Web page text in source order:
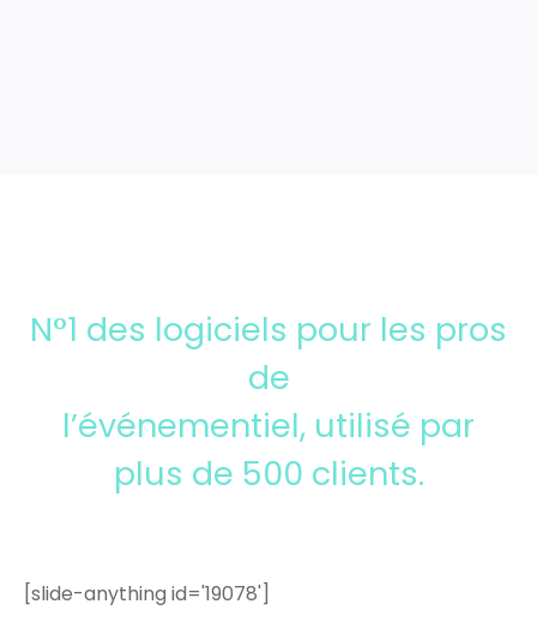
N°1 des logiciels pour les pros
de
l’événementiel, utilisé par
plus de 500 clients.
[slide-anything id='19078']